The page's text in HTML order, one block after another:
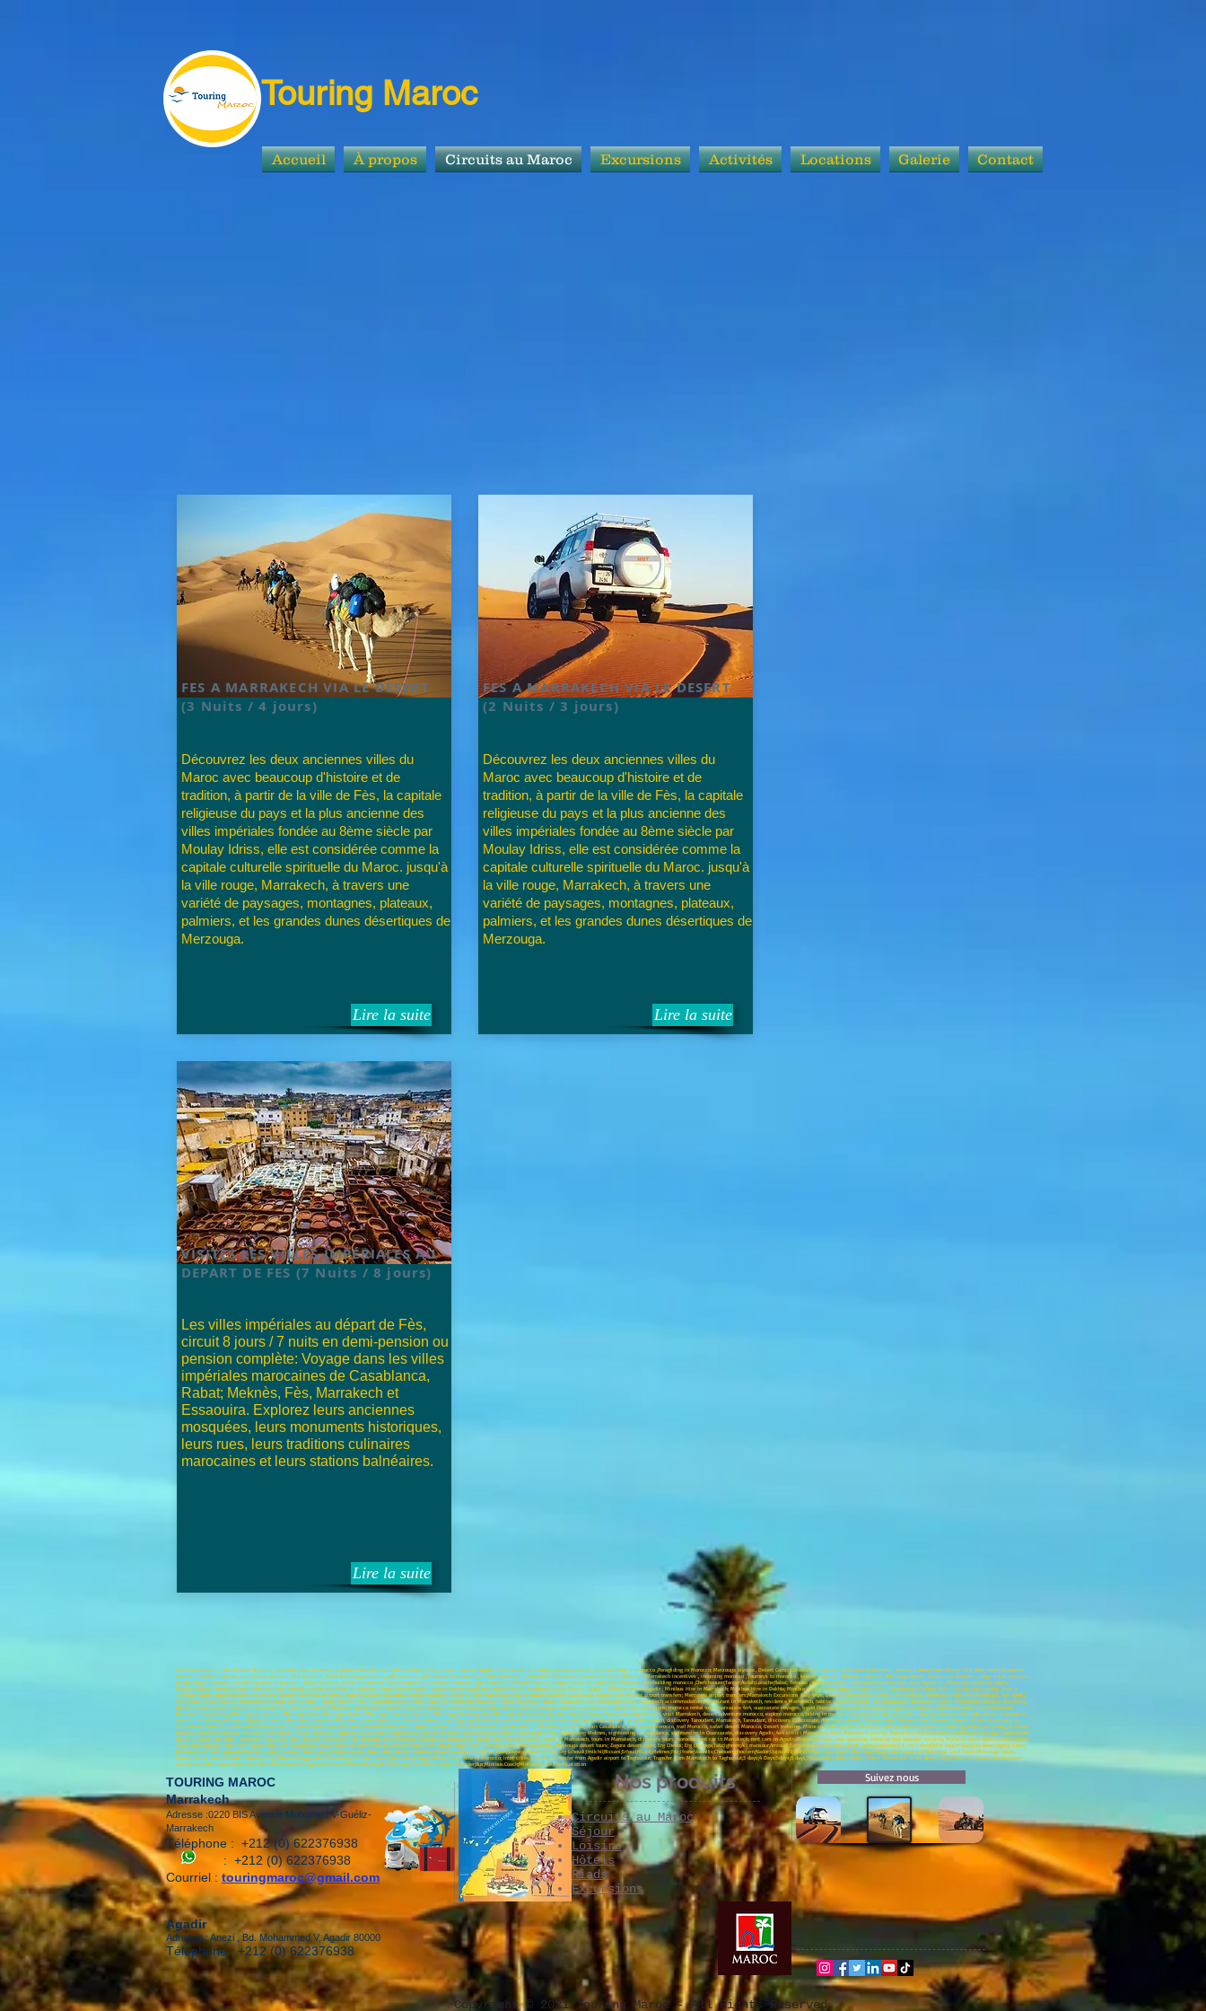
Touring Maroc
Accueil À propos Circuits au Maroc Excursions Activités Locations Galerie Contact
FES A MARRAKECH VIA LE DESERT
(3 Nuits / 4 jours)
Découvrez les deux anciennes villes du
Maroc avec beaucoup d'histoire et de
tradition, à partir de la ville de Fès, la capitale
religieuse du pays et la plus ancienne des
villes impériales fondée au 8ème siècle par
Moulay Idriss, elle est considérée comme la
capitale culturelle spirituelle du Maroc. jusqu'à
la ville rouge, Marrakech, à travers une
variété de paysages, montagnes, plateaux,
palmiers, et les grandes dunes désertiques de
Merzouga.
Lire la suite
FES A MARRAKECH VIA LE DESERT
(2 Nuits / 3 jours)
Découvrez les deux anciennes villes du
Maroc avec beaucoup d'histoire et de
tradition, à partir de la ville de Fès, la capitale
religieuse du pays et la plus ancienne des
villes impériales fondée au 8ème siècle par
Moulay Idriss, elle est considérée comme la
capitale culturelle spirituelle du Maroc. jusqu'à
la ville rouge, Marrakech, à travers une
variété de paysages, montagnes, plateaux,
palmiers, et les grandes dunes désertiques de
Merzouga.
Lire la suite
VISITES LES VILLES IMPÉRIALES AU
DEPART DE FES (7 Nuits / 8 jours)
Les villes impériales au départ de Fès,
circuit 8 jours / 7 nuits en demi-pension ou
pension complète: Voyage dans les villes
impériales marocaines de Casablanca,
Rabat; Meknès, Fès, Marrakech et
Essaouira. Explorez leurs anciennes
mosquées, leurs monuments historiques,
leurs rues, leurs traditions culinaires
marocaines et leurs stations balnéaires.
Lire la suite
Tours in morocco , cultural tours Morocco; adventure tours in morocco ,Sahara tours; Morocco Desert Tours; Tours around morocco ;Agadir Tours morocco , biking tours in morocco , bird watching in morocco ,Paragliding in Morocco; Merzouga bivouac, Desert Camp; Casablanca morocco , 4x4 rental in Morocco , morocco desert tour ,Desert Trip; Atlas tours; Essaouira
morocco , events morocco , excursions morocco , Fez Morocco , flight ticketing morocco , golf morocco , golf courses in morocco , hotels in morocco , imperial cities tours , incentives tours Morocco , Marrakech incentives , incoming morocco , journeys to morocco , leisure morocco , Meknes morocco , Merzouga dunes , Ouarzazate Kasbahs , outgo travel morocco ,
paragliding in morocco , paragliding tours in morocco , Rabat Morocco , Riads in morocco , Saidia morocco , seminars morocco , spa morocco, Tafraout Morocco , tangier morocco , Taroudant Morocco, teambuilding morocco ,Chefchaouen;Tanger;Asilah;Larache;Rabat; Tetouan , thalasso agadir , tour operating morocco , trips morocco , Merzouga morocco; zagora
Morocco;Sahara morocco; Coach rental ;Minibus rental;Bus rental ;car rental in morocco ; Coach Hire in Agadir ; Coach Hire in marrakech; Coach Hire in Casablanca; Coach Hire in Tangier ; Minibus Hire in Agadir ; Minibus Hire in Marrakech; Minibus Hire in Dakhla; Minibus Hire in Merzouga; Minibus Hire in Casablanca; Minibus Hire in Essaouira; Minibus Hire in
Tafraout; Agadir Airport transfers ;Marrakech airport transfers;Casablanca airport transfers;Errachidia airport transfers;Tangier airport transfers;Essaouira airport transfers;Ouarzazate airport transfers;Fez airport transfers; Merzouga airport transfers;Marrakech Excursions ;Day trips; Desert Tours;Morocco travel, 4x4 Morocco, Morocco circuit, 4x4 Marrakech, 4x4 agadir,
4x4 excursion Marrakech, Marrakech excursion, ourika valley, Agafay desert ; Asni ;Toubkal;Marrakech hotel, hotels of Marrakech, Marrakech hotels, Marrakech Riads, Marrakech riad, Marrakech hostel, Marrakech accommodation , restaurant in Marrakech, residence Marrakech, habitaccion Marrakech, accommodation Marrakech, stays Marrakech, morocco discovery,
Moroccan tours, morocco trips, trips to morocco, desert morocco, Moroccan desert, beach morocco, Moroccan beach, morocco nature, atlas morocco, Moroccan atlas, morocco excursions, morocco 4x4 excursions, morocco rental 4x4, Ouarzazate 4x4, ouarzazate voyages, travel Ouarzazate, desert Ouarzazate, zagora excursions, visit Ouarzazate, visit Marrakech,
Marrakech sightseeing, Merzouga excursions, Merzouga dunes, Merzouga desert, Merzouga morocco, morocco Merzouga, Merzouga 4x4, Merzouga bivouac, bivouac Marrakech, bivouac Ouarzazate, Agadir visit, visit Marrakech, desert adventure morocco, explore morocco, biking in morocco, bike tours in morocco, mtb morocco, morocco off roads, morocco incentive,
morocco incentives, incentive Agadir, incentive Marrakech, seminar Marrakech, week Agadir, seminar Casablanca, special group Marrakech, motivation Marrakech, team building Marrakech, discovery Marrakech, discovery Taroudant, Marrakech, Taroudant, discovery Ouarzazate, discovery desert, Tafraout visit, Tafraout trips, Tafraout bivouac, Essaouira excursion,
Ouzoud excursion, Ouzoud waterfall excursions, Taroudant excursions, Marrakech transfers;Marrakech airport transfer , transport Marrakech, monuments in Marrakech, visit fes, visit Casablanca, trips south Morocco, trail Morocco, safari desert Morocco, Desert trekking Morocco, trekking atlas Morocco, trekking morocco, morocco trekking, Morocco Journey, discover
morocco, travel to morocco, 4x4 landcruiser Agadir cruise, Marrakech sightseeing, essaouira sightseeing, stay in essoauira, sightseeing in Rabat, sightseeing in fez, sightseeing Meknes, sightseeing in Casablanca, sightseeing in Ouarzazate, discovery Agadir, 4x4 circuit Marrakech, tours Marrakech, journey Marrakech, trip Marrakech, Marrakech day trips, Ouarzazate
day trip , Agadir day trips , Marrakech day trips, book hotel in Marrakech, hotel bookings in Marrakech, booking accommodation Agadir, find hotel Marrakech, hotels of Marrakech, tours in Marrakech, discovery tours morocco, rent car in Marrakech, rent cars in Agadir, Moroccan tours, tour operating morocco, tour operator morocco, Morocco travel agency, travel agent;
Tours from Tangier; Tours from Rabat; Tours from Casablanca; Tours from Fez; Tours from Marrakech; Tours from Agadir; Tours from Tafraout; Tours from Essaouira; Merzouga desert tours; Zagora desert tours; Erg Chebbi; Erg Chegaga;Tata;Ighrem;Ait mansour;Amtoudi;Tafraoute;painted rocks; Ameln valley;Goulmine;Sidi Ifni;Tafnidilt;For boujerif;Legzira Beach;Aglou; Tiznit;
Kerdous; Ait hmed; Taghazout;Paradise valley;Imouzzer; Todra gorges;Dades gorges; Rose valley ;Ait ben Haddou; Telouet kassbah; Fint;Draa Valley;Zagora;Mhamid;Tinfo; Erg Lihoudi;Imilchil;Rissani;Erfoud;Midelt;Meknes;Fez;Ifrane;Volubilis;Chaouen;alhociem;Nador;Oujda;ATV;SSV;VTT;Merzouga quads; Merzouga buggy; Merzouga 4x4;Merzouga Sand Dunes;Merzouga hotels;
Luxury desert camp; Standard desert camp; Morocco Buggy tours; Merzouga minibus rental; Quad rental; Buggy Rental; Coach hire in Morocco; Inter cities transfers; Transfer from Agadir airport to Taghazout; Transfer from Marrakech to Taghazout;3 days;4 Days:5days;6 days;7days;8days;9days;10days;3 days Marrakech to fez desert trip;3 Days fez to Marrakech desert
tours;4 days Merzouga desert tours; Bin el Ouidane;Ait bouguemez;Ouzoud Waterfall; Al jadida;Mazagan;Casablanca airport;Transfer;Bus;Minibus.Coach;Minivan;Autobus;4x4;Location
TOURING MAROC
Marrakech
Adresse :0220 BIS Avenue Mohamed V-Guéliz-
Marrakech
Téléphone : +212 (0) 622376938
: +212 (0) 622376938
Courriel : touringmaroc@gmail.com
Agadir
Adresse : Anezi , Bd. Mohammed V, Agadir 80000
Téléphone : +212 (0) 622376938
Nos produits
Circuits au Maroc
Séjour
Loisirs
Hôtels
Riads
Excursions
Suivez nous
Copyright © 2021 Touring Maroc - All Rights Reserved